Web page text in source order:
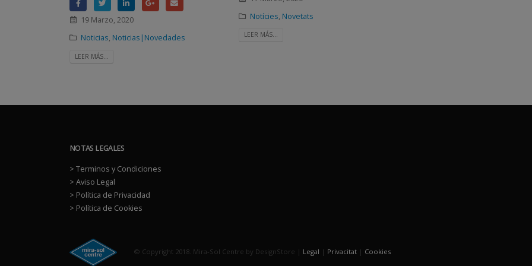
19 Marzo, 2020
Noticias, Noticias|Novedades
LEER MÁS...
Notícies, Novetats
LEER MÁS...
NOTAS LEGALES
> Terminos y Condiciones
> Aviso Legal
> Política de Privacidad
> Política de Cookies
© Copyright 2018. Mira-Sol Centre by DesignStore | Legal | Privacitat | Cookies